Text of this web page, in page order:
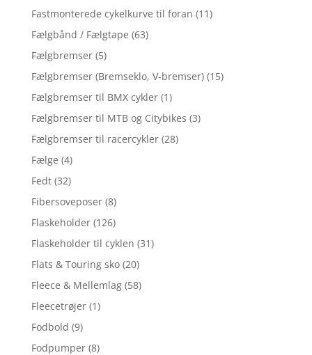
Fastmonterede cykelkurve til foran (11)
Fælgbånd / Fælgtape (63)
Fælgbremser (5)
Fælgbremser (Bremseklo, V-bremser) (15)
Fælgbremser til BMX cykler (1)
Fælgbremser til MTB og Citybikes (3)
Fælgbremser til racercykler (28)
Fælge (4)
Fedt (32)
Fibersoveposer (8)
Flaskeholder (126)
Flaskeholder til cyklen (31)
Flats & Touring sko (20)
Fleece & Mellemlag (58)
Fleecetrøjer (1)
Fodbold (9)
Fodpumper (8)